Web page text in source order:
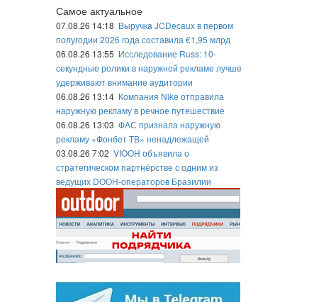
Самое актуальное
07.08.26 14:18 Выручка JCDecaux в первом
полугодии 2026 года составила €1,95 млрд
06.08.26 13:55 Исследование Russ: 10-
секундные ролики в наружной рекламе лучше
удерживают внимание аудитории
06.08.26 13:14 Компания Nike отправила
наружную рекламу в речное путешествие
06.08.26 13:03 ФАС признала наружную
рекламу «Фонбет ТВ» ненадлежащей
03.08.26 7:02 VIOOH объявила о
стратегическом партнёрстве с одним из
ведущих DOOH-операторов Бразилии